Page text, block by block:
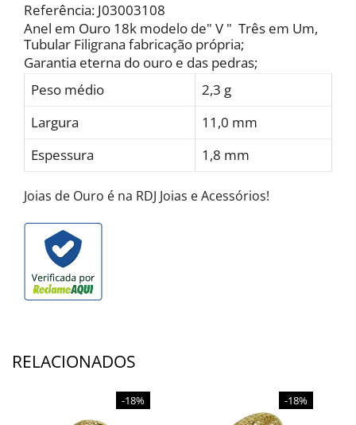
Referência: J03003108
Anel em Ouro 18k modelo de" V " Três em Um,
Tubular Filigrana fabricação própria;
Garantia eterna do ouro e das pedras;
Peso médio
2,3 g
Largura
11,0 mm
Espessura
1,8 mm
Joias de Ouro é na RDJ Joias e Acessórios!
RELACIONADOS
-18% -18%